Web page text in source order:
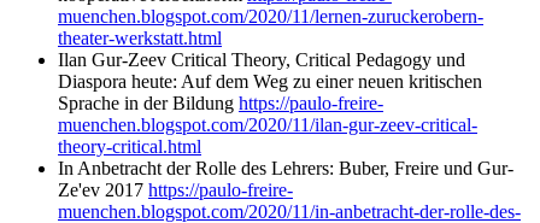
muenchen.blogspot.com/2020/11/lernen-zuruckerobern-
theater-werkstatt.html
Ilan Gur-Zeev Critical Theory, Critical Pedagogy und
Diaspora heute: Auf dem Weg zu einer neuen kritischen
Sprache in der Bildung https://paulo-freire-
muenchen.blogspot.com/2020/11/ilan-gur-zeev-critical-
theory-critical.html
In Anbetracht der Rolle des Lehrers: Buber, Freire und Gur-
Ze'ev 2017 https://paulo-freire-
muenchen.blogspot.com/2020/11/in-anbetracht-der-rolle-des-